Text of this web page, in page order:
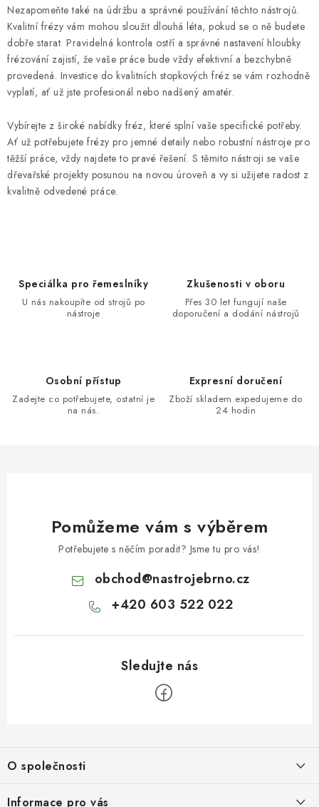
Nezapomeňte také na údržbu a správné používání těchto nástrojů.
Kvalitní frézy vám mohou sloužit dlouhá léta, pokud se o ně budete
dobře starat. Pravidelná kontrola ostří a správné nastavení hloubky
frézování zajistí, že vaše práce bude vždy efektivní a bezchybně
provedená. Investice do kvalitních stopkových fréz se vám rozhodně
vyplatí, ať už jste profesionál nebo nadšený amatér.
Vybírejte z široké nabídky fréz, které splní vaše specifické potřeby.
Ať už potřebujete frézy pro jemné detaily nebo robustní nástroje pro
těžší práce, vždy najdete to pravé řešení. S těmito nástroji se vaše
dřevařské projekty posunou na novou úroveň a vy si užijete radost z
kvalitně odvedené práce.
Speciálka pro řemeslníky
U nás nakoupíte od strojů po
nástroje
Zkušenosti v oboru
Přes 30 let fungují naše
doporučení a dodání nástrojů
Osobní přístup
Zadejte co potřebujete, ostatní je
na nás.
Expresní doručení
Zboží skladem expedujeme do
24 hodin
Pomůžeme vám s výběrem
Potřebujete s něčím poradit? Jsme tu pro vás!
obchod@nastrojebrno.cz
+420 603 522 022
p
a
O společnosti
O nás
Informace pro vás